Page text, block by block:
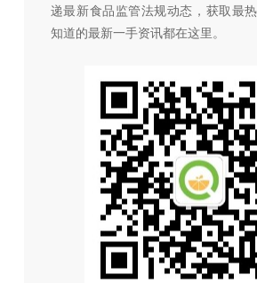
递最新食品监管法规动态，获取最
知道的最新一手资讯都在这里。